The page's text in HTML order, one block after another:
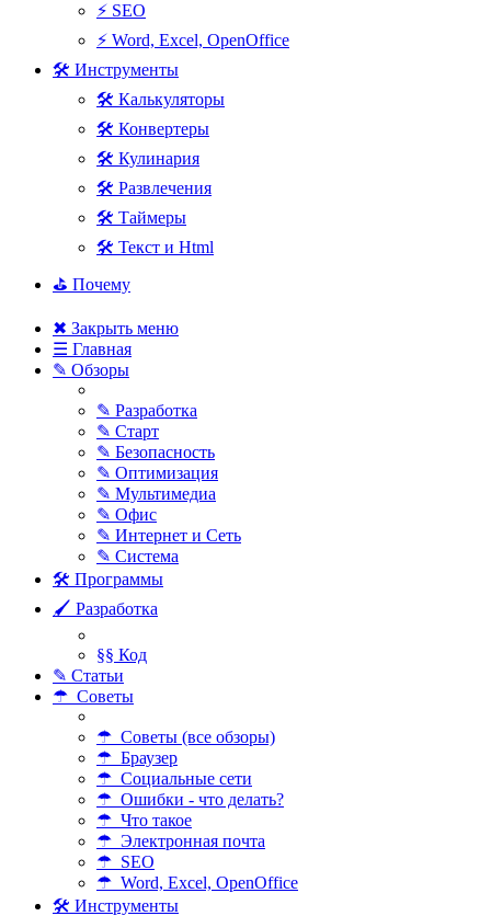
⚡ SEO
⚡ Word, Excel, OpenOffice
🛠 Инструменты
🛠 Калькуляторы
🛠 Конвертеры
🛠 Кулинария
🛠 Развлечения
🛠 Таймеры
🛠 Текст и Html
⛳ Почему
✖ Закрыть меню
☰ Главная
✎ Обзоры
✎ Разработка
✎ Старт
✎ Безопасность
✎ Оптимизация
✎ Мультимедиа
✎ Офис
✎ Интернет и Сеть
✎ Система
🛠 Программы
🖌 Разработка
§§ Код
✎ Статьи
☂ Советы
☂ Советы (все обзоры)
☂ Браузер
☂ Социальные сети
☂ Ошибки - что делать?
☂ Что такое
☂ Электронная почта
☂ SEO
☂ Word, Excel, OpenOffice
🛠 Инструменты